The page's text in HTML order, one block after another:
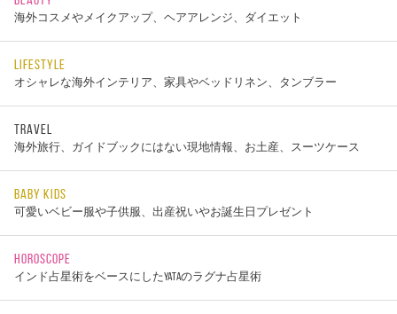
海外コスメやメイクアップ、ヘアアレンジ、ダイエット
LIFESTYLE
オシャレな海外インテリア、家具やベッドリネン、タンブラー
TRAVEL
海外旅行、ガイドブックにはない現地情報、お土産、スーツケース
BABY KIDS
可愛いベビー服や子供服、出産祝いやお誕生日プレゼント
HOROSCOPE
インド占星術をベースにしたYATAのラグナ占星術